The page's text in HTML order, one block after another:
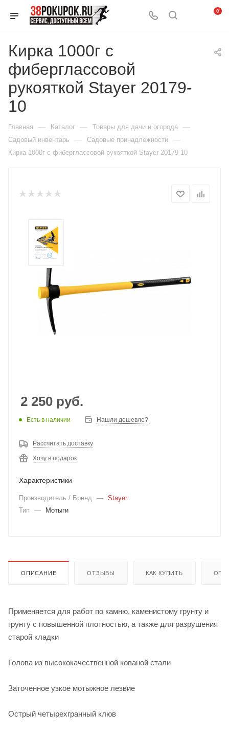
0
Кирка 1000г с
фиберглассовой
рукояткой Stayer 20179-
10
Главная — Каталог — Товары для дачи и огорода —
Садовый инвентарь — Садовые принадлежности —
Кирка 1000г с фиберглассовой рукояткой Stayer 20179-10
2 250 руб.
Есть в наличии Нашли дешевле?
Рассчитать доставку
Хочу в подарок
Характеристики
Производитель / Бренд — Stayer
Тип
— Мотыги
ОПИСАНИЕ ОТЗЫВЫ КАК КУПИТЬ
Применяется для работ по камню, каменистому грунту и
грунту с повышенной плотностью, а также для разрушения
старой кладки
Голова из высококачественной кованой стали
Заточенное узкое мотыжное лезвие
Острый четырехгранный клюв